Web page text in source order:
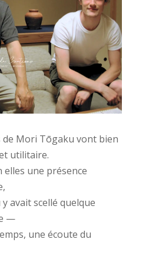
de Mori Tōgaku vont bien
utilitaire.
elles une présence
avait scellé quelque
—
une écoute du